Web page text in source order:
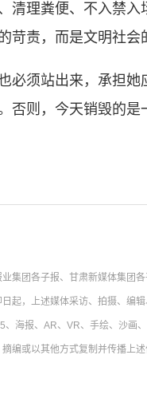
清理粪便、不入禁
苛责，而是文明社会
须站出来，承担
否则，今天销毁的
集团各子报、甘肃新媒体集团
起，上述媒体采访、拍摄、编
海报、AR、VR、手绘、沙画
编或以其他方式复制并传播上述